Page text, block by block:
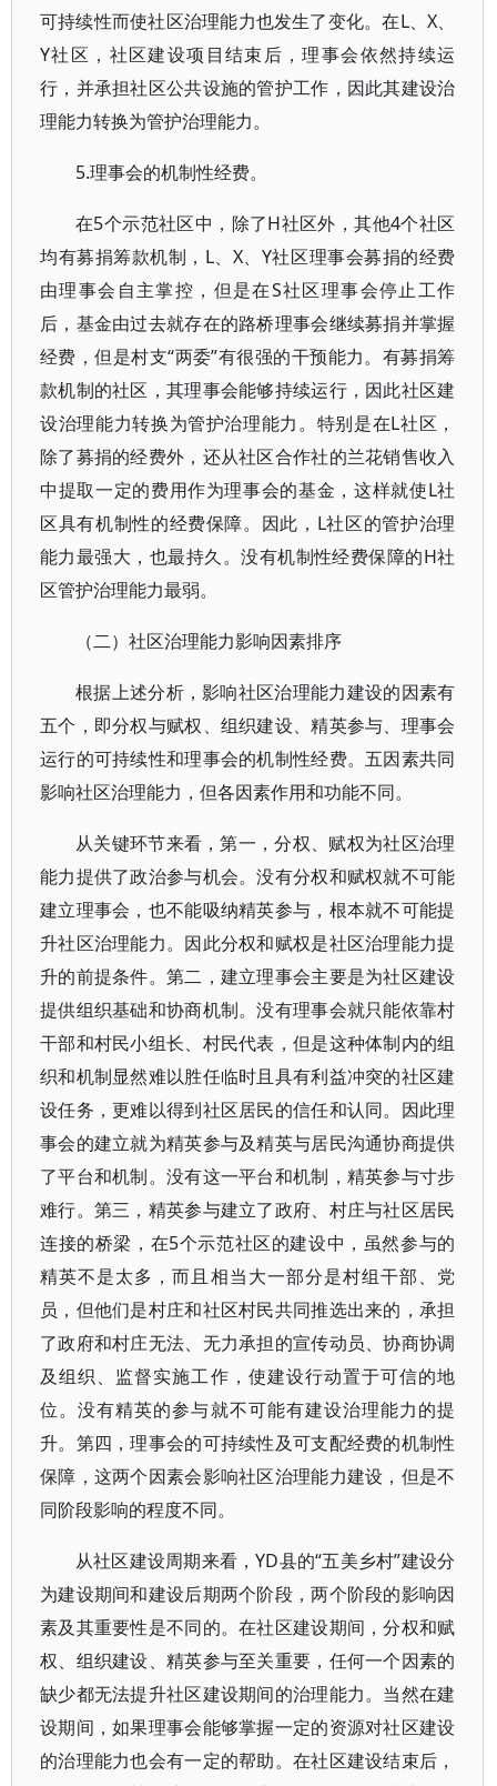
可持续性而使社区治理能力也发生了变化。在L、X、
Y社区，社区建设项目结束后，理事会依然持续运
行，并承担社区公共设施的管护工作，因此其建设治
理能力转换为管护治理能力。
5.理事会的机制性经费。
在5个示范社区中，除了H社区外，其他4个社区
均有募捐筹款机制，L、X、Y社区理事会募捐的经费
由理事会自主掌控，但是在S社区理事会停止工作
后，基金由过去就存在的路桥理事会继续募捐并掌握
经费，但是村支“两委”有很强的干预能力。有募捐筹
款机制的社区，其理事会能够持续运行，因此社区建
设治理能力转换为管护治理能力。特别是在L社区，
除了募捐的经费外，还从社区合作社的兰花销售收入
中提取一定的费用作为理事会的基金，这样就使L社
区具有机制性的经费保障。因此，L社区的管护治理
能力最强大，也最持久。没有机制性经费保障的H社
区管护治理能力最弱。
（二）社区治理能力影响因素排序
根据上述分析，影响社区治理能力建设的因素有
五个，即分权与赋权、组织建设、精英参与、理事会
运行的可持续性和理事会的机制性经费。五因素共同
影响社区治理能力，但各因素作用和功能不同。
从关键环节来看，第一，分权、赋权为社区治理
能力提供了政治参与机会。没有分权和赋权就不可能
建立理事会，也不能吸纳精英参与，根本就不可能提
升社区治理能力。因此分权和赋权是社区治理能力提
升的前提条件。第二，建立理事会主要是为社区建设
提供组织基础和协商机制。没有理事会就只能依靠村
干部和村民小组长、村民代表，但是这种体制内的组
织和机制显然难以胜任临时且具有利益冲突的社区建
设任务，更难以得到社区居民的信任和认同。因此理
事会的建立就为精英参与及精英与居民沟通协商提供
了平台和机制。没有这一平台和机制，精英参与寸步
难行。第三，精英参与建立了政府、村庄与社区居民
连接的桥梁，在5个示范社区的建设中，虽然参与的
精英不是太多，而且相当大一部分是村组干部、党
员，但他们是村庄和社区村民共同推选出来的，承担
了政府和村庄无法、无力承担的宣传动员、协商协调
及组织、监督实施工作，使建设行动置于可信的地
位。没有精英的参与就不可能有建设治理能力的提
升。第四，理事会的可持续性及可支配经费的机制性
保障，这两个因素会影响社区治理能力建设，但是不
同阶段影响的程度不同。
从社区建设周期来看，YD县的“五美乡村”建设分
为建设期间和建设后期两个阶段，两个阶段的影响因
素及其重要性是不同的。在社区建设期间，分权和赋
权、组织建设、精英参与至关重要，任何一个因素的
缺少都无法提升社区建设期间的治理能力。当然在建
设期间，如果理事会能够掌握一定的资源对社区建设
的治理能力也会有一定的帮助。在社区建设结束后，